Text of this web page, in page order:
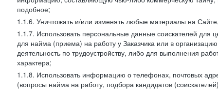
подобное;
1.1.6. Уничтожать и/или изменять любые материалы на
1.1.7. Использовать персональные данные соискателей для
для найма (приема) на работу у Заказчика или в
деятельность по трудоустройству, либо для выполнения
характера;
1.1.8. Использовать информацию о телефонах, почтовых
(вопросы найма на работу, подбора кандидатов